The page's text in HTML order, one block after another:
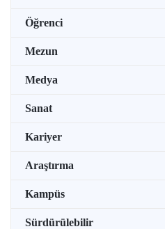
Öğrenci
Mezun
Medya
Sanat
Kariyer
Araştırma
Kampüs
Sürdürülebilir